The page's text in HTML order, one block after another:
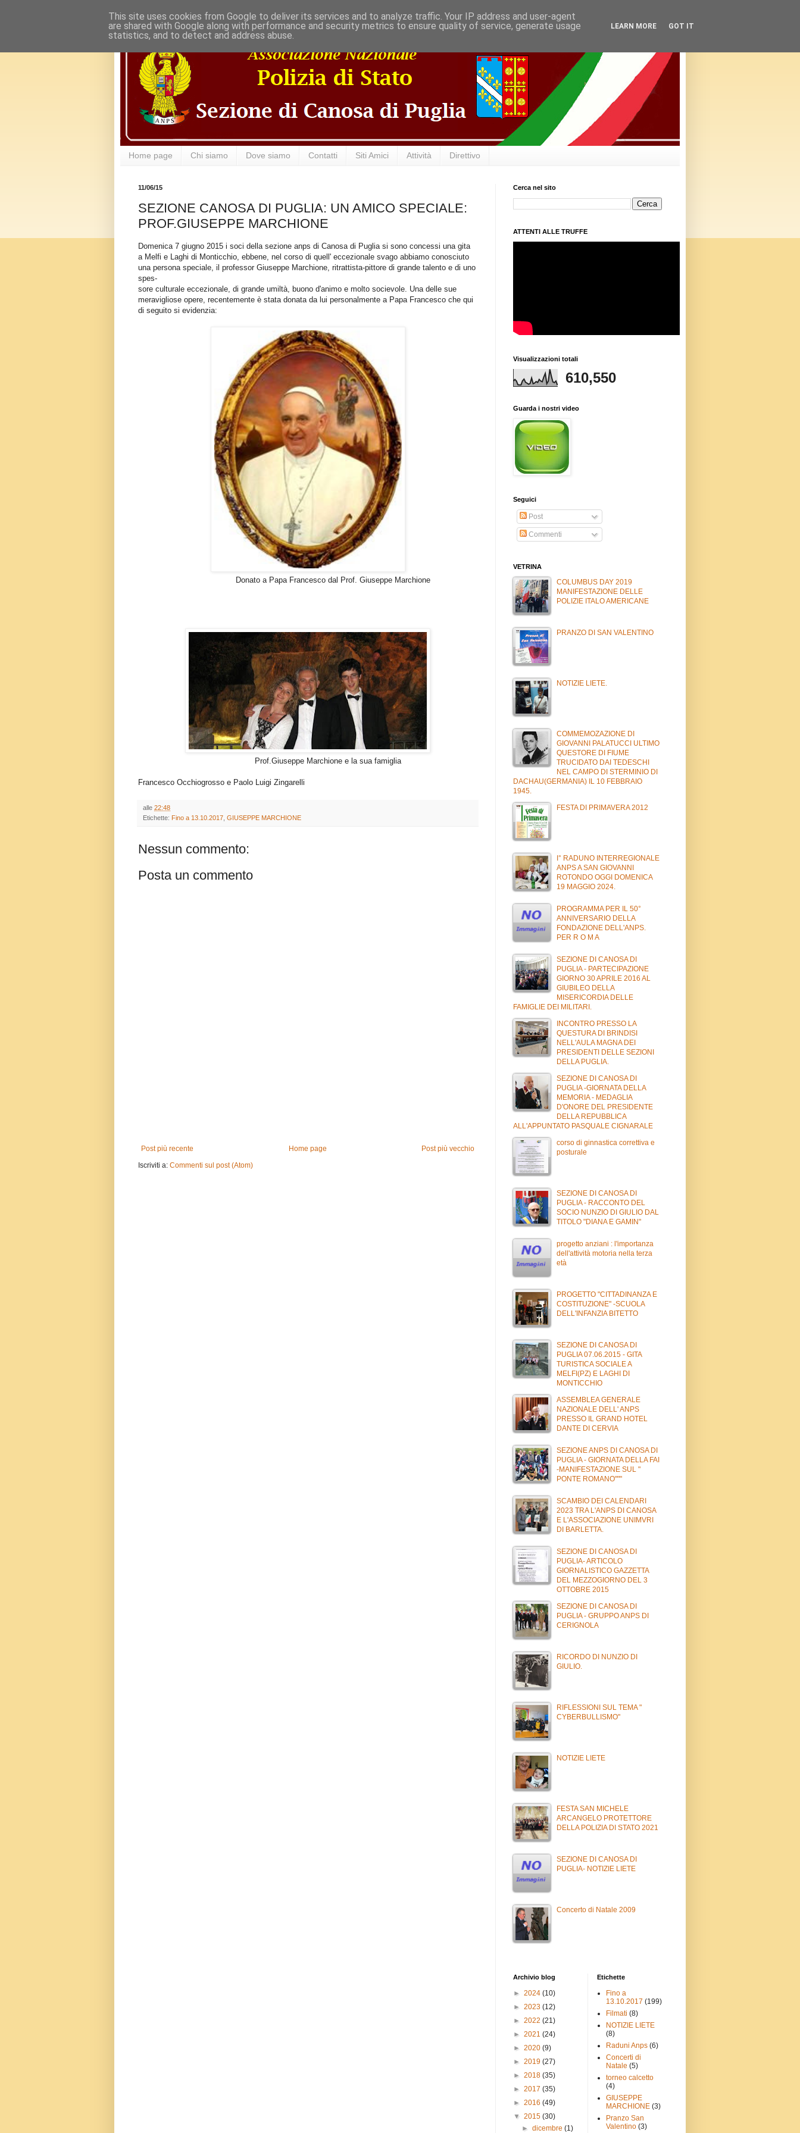
Home page Chi siamo Dove siamo Contatti Siti Amici Attività Direttivo
11/06/15
SEZIONE CANOSA DI PUGLIA: UN AMICO SPECIALE:
PROF.GIUSEPPE MARCHIONE
Domenica 7 giugno 2015 i soci della sezione anps di Canosa di Puglia si sono concessi una gita
a Melfi e Laghi di Monticchio, ebbene, nel corso di quell' eccezionale svago abbiamo conosciuto
una persona speciale, il professor Giuseppe Marchione, ritrattista-pittore di grande talento e di uno
spes-
sore culturale eccezionale, di grande umiltà, buono d'animo e molto socievole. Una delle sue
meravigliose opere, recentemente è stata donata da lui personalmente a Papa Francesco che qui
di seguito si evidenzia:
Donato a Papa Francesco dal Prof. Giuseppe Marchione
Prof.Giuseppe Marchione e la sua famiglia
Francesco Occhiogrosso e Paolo Luigi Zingarelli
alle 22:48
Etichette: Fino a 13.10.2017, GIUSEPPE MARCHIONE
Nessun commento:
Posta un commento
Post più recente Post più vecchio
Home page
Iscriviti a: Commenti sul post (Atom)
Cerca nel sito
ATTENTI ALLE TRUFFE
Visualizzazioni totali
610,550
Guarda i nostri video
Seguici
Post
Commenti
VETRINA
COLUMBUS DAY 2019
MANIFESTAZIONE DELLE
POLIZIE ITALO AMERICANE
PRANZO DI SAN VALENTINO
NOTIZIE LIETE.
COMMEMOZAZIONE DI
GIOVANNI PALATUCCI ULTIMO
QUESTORE DI FIUME
TRUCIDATO DAI TEDESCHI
NEL CAMPO DI STERMINIO DI
DACHAU(GERMANIA) IL 10 FEBBRAIO
1945.
FESTA DI PRIMAVERA 2012
I° RADUNO INTERREGIONALE
ANPS A SAN GIOVANNI
ROTONDO OGGI DOMENICA
19 MAGGIO 2024.
PROGRAMMA PER IL 50°
ANNIVERSARIO DELLA
FONDAZIONE DELL'ANPS.
PER R O M A
SEZIONE DI CANOSA DI
PUGLIA - PARTECIPAZIONE
GIORNO 30 APRILE 2016 AL
GIUBILEO DELLA
MISERICORDIA DELLE
FAMIGLIE DEI MILITARI.
INCONTRO PRESSO LA
QUESTURA DI BRINDISI
NELL'AULA MAGNA DEI
PRESIDENTI DELLE SEZIONI
DELLA PUGLIA.
SEZIONE DI CANOSA DI
PUGLIA -GIORNATA DELLA
MEMORIA - MEDAGLIA
D'ONORE DEL PRESIDENTE
DELLA REPUBBLICA
ALL'APPUNTATO PASQUALE CIGNARALE
corso di ginnastica correttiva e
posturale
SEZIONE DI CANOSA DI
PUGLIA - RACCONTO DEL
SOCIO NUNZIO DI GIULIO DAL
TITOLO "DIANA E GAMIN"
progetto anziani : l'importanza
dell'attività motoria nella terza
età
PROGETTO "CITTADINANZA E
COSTITUZIONE" -SCUOLA
DELL'INFANZIA BITETTO
SEZIONE DI CANOSA DI
PUGLIA 07.06.2015 - GITA
TURISTICA SOCIALE A
MELFI(PZ) E LAGHI DI
MONTICCHIO
ASSEMBLEA GENERALE
NAZIONALE DELL' ANPS
PRESSO IL GRAND HOTEL
DANTE DI CERVIA
SEZIONE ANPS DI CANOSA DI
PUGLIA - GIORNATA DELLA FAI
-MANIFESTAZIONE SUL "
PONTE ROMANO"""
SCAMBIO DEI CALENDARI
2023 TRA L'ANPS DI CANOSA
E L'ASSOCIAZIONE UNIMVRI
DI BARLETTA.
SEZIONE DI CANOSA DI
PUGLIA- ARTICOLO
GIORNALISTICO GAZZETTA
DEL MEZZOGIORNO DEL 3
OTTOBRE 2015
SEZIONE DI CANOSA DI
PUGLIA - GRUPPO ANPS DI
CERIGNOLA
RICORDO DI NUNZIO DI
GIULIO.
RIFLESSIONI SUL TEMA "
CYBERBULLISMO"
NOTIZIE LIETE
FESTA SAN MICHELE
ARCANGELO PROTETTORE
DELLA POLIZIA DI STATO 2021
SEZIONE DI CANOSA DI
PUGLIA- NOTIZIE LIETE
Concerto di Natale 2009
Archivio blog
► 2024 (10)
► 2023 (12)
► 2022 (21)
► 2021 (24)
► 2020 (9)
► 2019 (27)
► 2018 (35)
► 2017 (35)
► 2016 (49)
▼ 2015 (30)
►dicembre(1)
Etichette
Fino a
13.10.2017 (199)
Filmati (8)
NOTIZIE LIETE
(8)
Raduni Anps (6)
Concerti di
Natale (5)
torneo calcetto
(4)
GIUSEPPE
MARCHIONE (3)
Pranzo San
Valentino (3)
This site uses cookies from Google to deliver its services and to analyze traffic. Your IP address and user-agent
are shared with Google along with performance and security metrics to ensure quality of service, generate usage
statistics, and to detect and address abuse.
LEARN MORE GOT IT